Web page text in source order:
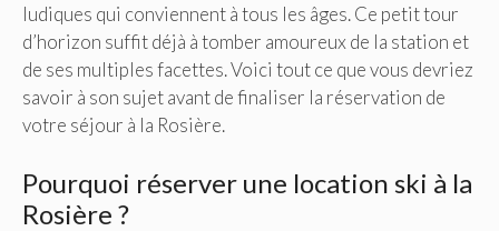
ludiques qui conviennent à tous les âges. Ce petit tour
d’horizon suffit déjà à tomber amoureux de la station et
de ses multiples facettes. Voici tout ce que vous devriez
savoir à son sujet avant de finaliser la réservation de
votre séjour à la Rosière.
Pourquoi réserver une location ski à la
Rosière ?